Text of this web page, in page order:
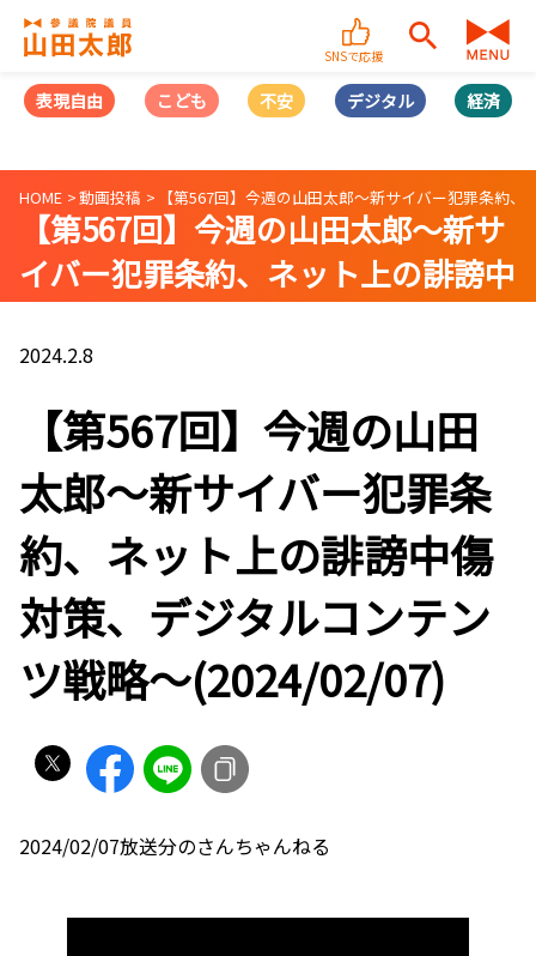
SNSで応援
表現自由 こども 不安 デジタル 経済
HOME 動画投稿 【第567回】今週の山田太郎〜新サイバー犯罪条約
【第567回】今週の山田太郎〜新サ
イバー犯罪条約、ネット上の誹謗中
傷対策、デジタルコンテンツ戦略〜
(2024/02/07)
2024.2.8
【第567回】今週の山田
太郎〜新サイバー犯罪条
約、ネット上の誹謗中傷
対策、デジタルコンテン
ツ戦略〜(2024/02/07)
2024/02/07放送分のさんちゃんねる